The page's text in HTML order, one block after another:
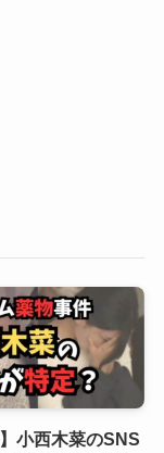
】小西木菜のSNS